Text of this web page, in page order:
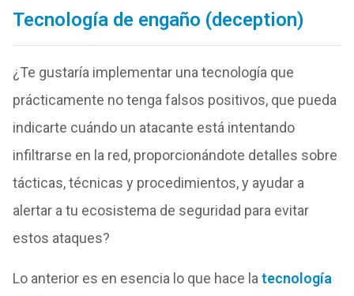
Tecnología de engaño (deception)
¿Te gustaría implementar una tecnología que
prácticamente no tenga falsos positivos, que pueda
indicarte cuándo un atacante está intentando
infiltrarse en la red, proporcionándote detalles sobre
tácticas, técnicas y procedimientos, y ayudar a
alertar a tu ecosistema de seguridad para evitar
estos ataques?
Lo anterior es en esencia lo que hace la tecnología